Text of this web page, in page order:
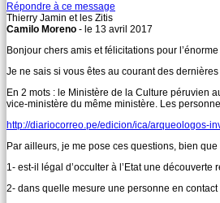
Répondre à ce message
Thierry Jamin et les Zitis
Camilo Moreno - le 13 avril 2017
Bonjour chers amis et félicitations pour
Je ne sais si vous êtes au courant des
En 2 mots : le Ministère de la Culture péruvien
vice-ministère du même ministère. Les
http://diariocorreo.pe/edicion/ica/arqueologos-
Par ailleurs, je me pose ces questions, bien
1- est-il légal d’occulter à l’Etat une
2- dans quelle mesure une personne en